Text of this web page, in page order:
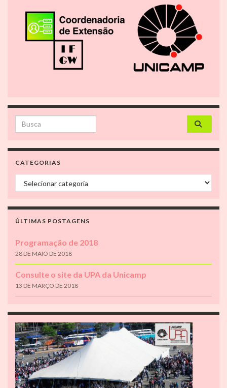
Search for:
CATEGORIAS
Categorias
ÚLTIMAS POSTAGENS
Programação de 2018
28 DE MAIO DE 2018
Consulte o site da UPA da Unicamp
13 DE MARÇO DE 2018